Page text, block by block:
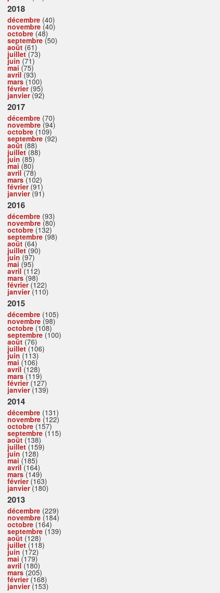
2018
décembre (40)
novembre (40)
octobre (48)
septembre (50)
août (61)
juillet(73)
juin (71)
mai (75)
avril(93)
mars(100)
février(95)
janvier(92)
2017
décembre (70)
novembre (94)
octobre (109)
septembre (92)
août (88)
juillet(88)
juin (85)
mai (80)
avril(78)
mars(102)
février(91)
janvier(91)
2016
décembre (93)
novembre (80)
octobre (132)
septembre (98)
août (64)
juillet(90)
juin (97)
mai (95)
avril(112)
mars(98)
février(122)
janvier(110)
2015
décembre (105)
novembre (98)
octobre (108)
septembre (100)
août (76)
juillet(106)
juin (113)
mai (106)
avril(128)
mars(119)
février(127)
janvier(139)
2014
décembre (131)
novembre (122)
octobre (157)
septembre (115)
août (138)
juillet(159)
juin (128)
mai (185)
avril(164)
mars(149)
février(163)
janvier(180)
2013
décembre (229)
novembre (184)
octobre (164)
septembre (139)
août (128)
juillet(118)
juin (172)
mai (179)
avril(180)
mars(205)
février(168)
janvier(153)